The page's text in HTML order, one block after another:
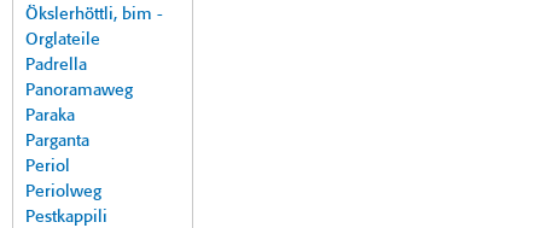
Ökslerhöttli, bim -
Orglateile
Padrella
Panoramaweg
Paraka
Parganta
Periol
Periolweg
Pestkappili